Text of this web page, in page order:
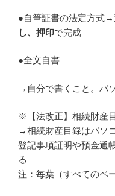
●自筆証書の法定方式→
し、押印で完成
●全文自書
→自分で書くこと。パ
※【法改正】相続財産
→相続財産目録はパソ
登記事項証明や預金通
る
注：毎葉（すべてのペ